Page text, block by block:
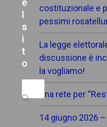
costituzionale e
pessimi
La legge
discussione è
la vogliamo!
Una rete per
14 giugno 2026
e
s
i
t
o
Search